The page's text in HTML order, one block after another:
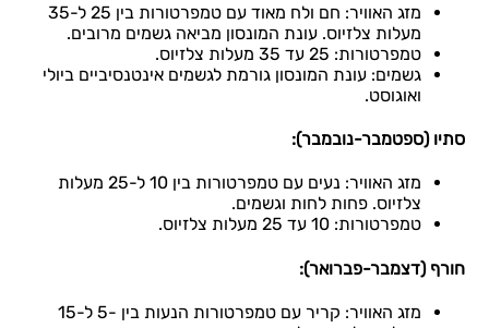
מזג האוויר: חם ולח מאוד עם טמפרטורות בין 25 ל-35
מעלות צלזיוס. עונת המונסון מביאה גשמים מרובים.
טמפרטורות: 25 עד 35 מעלות צלזיוס.
גשמים: עונת המונסון גורמת לגשמים אינטנסיביים ביולי
ואוגוסט.
סתיו (ספטמבר-נובמבר):
מזג האוויר: נעים עם טמפרטורות בין 10 ל-25 מעלות
צלזיוס. פחות לחות וגשמים.
טמפרטורות: 10 עד 25 מעלות צלזיוס.
חורף (דצמבר-פברואר):
מזג האוויר: קריר עם טמפרטורות הנעות בין -5 ל-15